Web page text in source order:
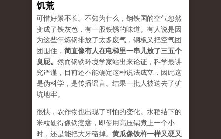
饥荒
可惜好景不长。不知为什么，钢铁国的空气忽然
变成了铁灰色，有一股铁锈的味道。有人说是因
为这些年炼钢排放了太多废气，钢板又把空气团
团围住， 简直像有人在电梯里一串儿放了三五个
臭屁。 然而钢铁环境学家站出来论证，科学最讲
究严谨，目前还不能确定这种说法成立，因此这
是伪科学，是传播谣言。结果一批人被送去了矿
坑地牢。
很快，农作物也出现了可怕的变化。水稻结下的
米粒硬得像铁疙瘩，即使用高压锅煮上一个小
时，还是能把大牙硌掉。 黄瓜像铁杵一样又硬又